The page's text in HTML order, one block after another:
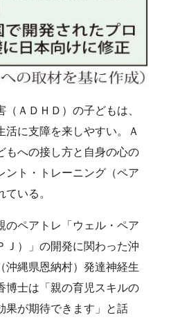
ＡＤＨＤ）の子どもは、
活に支障を来しやすい。Ａ
もへの接し方と自身の心の
ント・トレーニング（ペア
ている。
ペアトレ「ウェル・ペア
Ｊ）」の開発に関わった沖
沖縄県恩納村）発達神経生
博士は「親の育児スキルの
果が期待できます」と話